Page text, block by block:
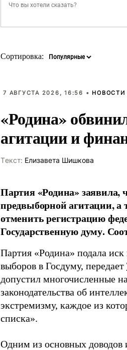
Сортировка:
7 АВГУСТА 2026, 16:56 • НОВОСТИ
«Родина»
агитации и
Tекст: Елизавета Шишкова
Партия «Родина» заявила,
предвыборной агитации, а
отменить регистрацию
Государственную думу.
Партия «Родина» подала
выборов в Госдуму, передает
допустил многочисленные
законодательства об
экстремизму, каждое из
списка».
Одним из основных доводов